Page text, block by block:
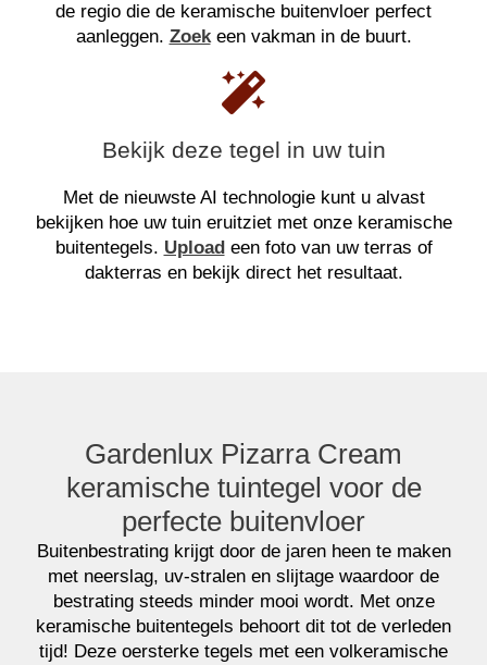
Bekijk deze tegel in uw tuin
Met de nieuwste AI technologie kunt u alvast
bekijken hoe uw tuin eruitziet met onze keramische
buitentegels. Uploadeen foto van uw terras of
dakterras en bekijk direct het resultaat.
de regio die de keramische buitenvloer perfect
aanleggen. Zoekeen vakman in de buurt.
Gardenlux Pizarra Cream
keramische tuintegel voor de
perfecte buitenvloer
Buitenbestrating krijgt door de jaren heen te maken
met neerslag, uv-stralen en slijtage waardoor de
bestrating steeds minder mooi wordt. Met onze
keramische buitentegels behoort dit tot de verleden
tijd! Deze oersterke tegels met een volkeramische